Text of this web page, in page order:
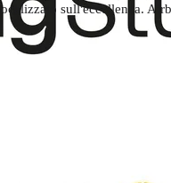
sull'eccellenza.